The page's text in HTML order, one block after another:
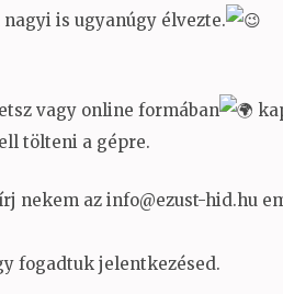
is ugyanúgy élvezte.
vagy online formában
tölteni a gépre.
nekem az info@ezust-hid.hu
fogadtuk jelentkezésed.